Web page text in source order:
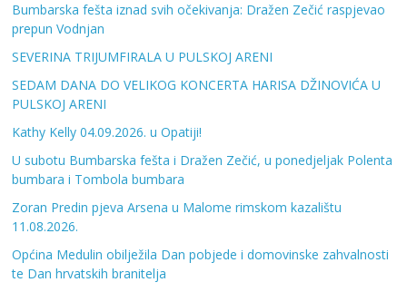
Bumbarska fešta iznad svih očekivanja: Dražen Zečić raspjevao
prepun Vodnjan
SEVERINA TRIJUMFIRALA U PULSKOJ ARENI
SEDAM DANA DO VELIKOG KONCERTA HARISA DŽINOVIĆA U
PULSKOJ ARENI
Kathy Kelly 04.09.2026. u Opatiji!
U subotu Bumbarska fešta i Dražen Zečić, u ponedjeljak Polenta
bumbara i Tombola bumbara
Zoran Predin pjeva Arsena u Malome rimskom kazalištu
11.08.2026.
Općina Medulin obilježila Dan pobjede i domovinske zahvalnosti
te Dan hrvatskih branitelja